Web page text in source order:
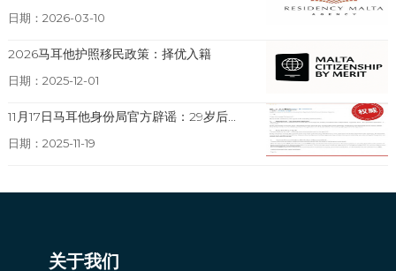
日期：2026-03-10
2026马耳他护照移民政策：择优入籍
日期：2025-12-01
11月17日马耳他身份局官方辟谣：29岁后...
日期：2025-11-19
关于我们